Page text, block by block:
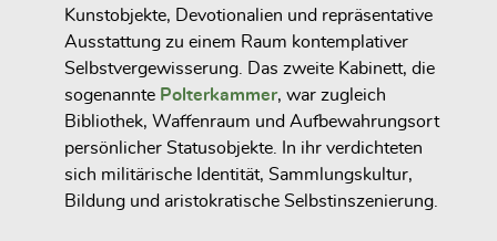
Kunstobjekte, Devotionalien und repräsentative
Ausstattung zu einem Raum kontemplativer
Selbstvergewisserung. Das zweite Kabinett, die
sogenannte Polterkammer, war zugleich
Bibliothek, Waffenraum und Aufbewahrungsort
persönlicher Statusobjekte. In ihr verdichteten
sich militärische Identität, Sammlungskultur,
Bildung und aristokratische Selbstinszenierung.